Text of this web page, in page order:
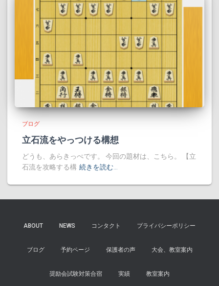
ブログ
立石流をやっつける構想
どうも、あらきっぺです。 今回の題材は、こちら。 【立
石流を攻略する構 続きを読む…
ABOUT NEWS コンタクト プライバシーポリシー
ブログ 予約ページ 保護者の声 大会、教室案内
奨励会試験対策合宿 実績 教室案内